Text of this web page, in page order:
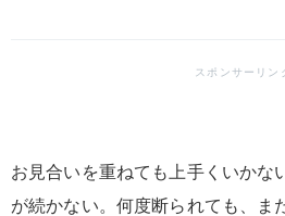
お見合いを重ねても上手くいかな
が続かない。何度断られても、ま